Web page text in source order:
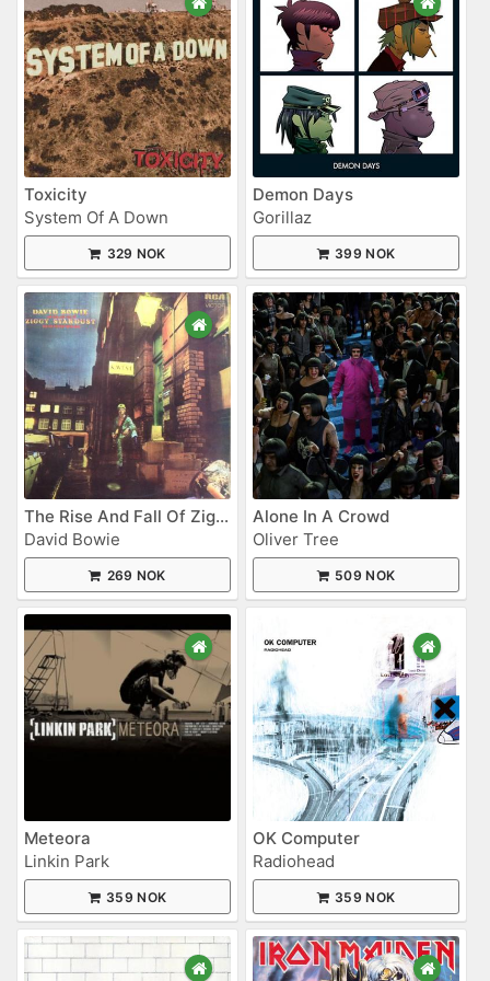
Toxicity
System Of A Down
329 NOK
Demon Days
Gorillaz
399 NOK
The Rise And Fall Of Ziggy Stardust And The Spiders From Mars
David Bowie
269 NOK
Alone In A Crowd
Oliver Tree
509 NOK
Meteora
Linkin Park
359 NOK
OK Computer
Radiohead
359 NOK